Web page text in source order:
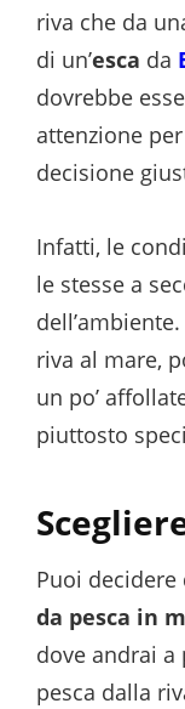
riva che da
di un’esca da
dovrebbe
attenzione
decisione
Infatti, le
le stesse a
riva al mare,
un po’
piuttosto
Puoi
da pesca in
dove andrai a
pesca dalla